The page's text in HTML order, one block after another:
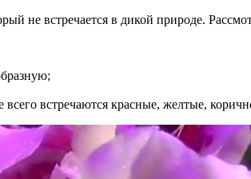
не встречается в дикой природе.
встречаются красные, желтые,